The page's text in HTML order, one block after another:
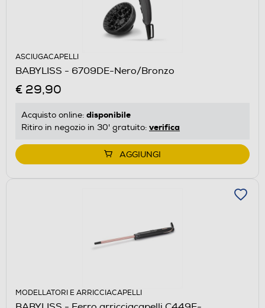
ASCIUGACAPELLI
BABYLISS - 6709DE-Nero/Bronzo
€ 29,90
Acquisto online: disponibile
Ritiro in negozio in 30' gratuito: verifica
AGGIUNGI
MODELLATORI E ARRICCIACAPELLI